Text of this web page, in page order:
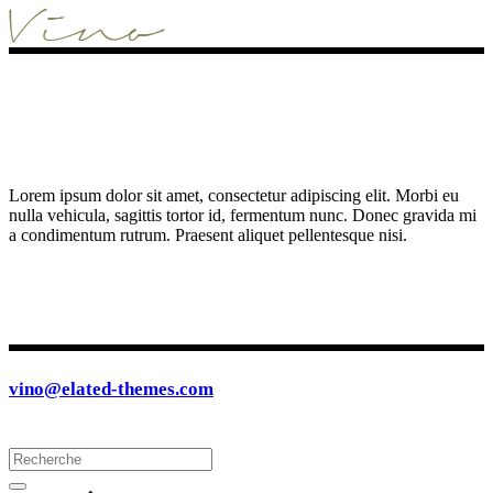
Lorem ipsum dolor sit amet, consectetur adipiscing elit. Morbi eu
nulla vehicula, sagittis tortor id, fermentum nunc. Donec gravida mi
a condimentum rutrum. Praesent aliquet pellentesque nisi.
vino@elated-themes.com